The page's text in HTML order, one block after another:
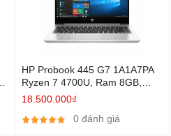
HP Probook 445 G7 1A1A7PA
Ryzen 7 4700U, Ram 8GB,
SSD 512GB, 14 Inch Full HD
18.500.000₫
0 đánh giá